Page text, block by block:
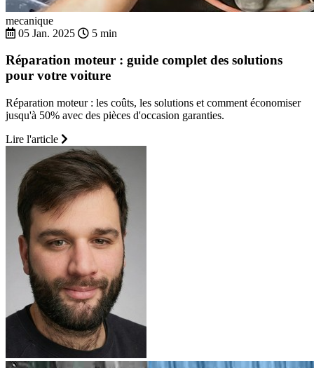
mecanique
05 Jan. 2025
5 min
Réparation moteur : guide complet des solutions
pour votre voiture
Réparation moteur : les coûts, les solutions et comment économiser
jusqu'à 50% avec des pièces d'occasion garanties.
Lire l'article